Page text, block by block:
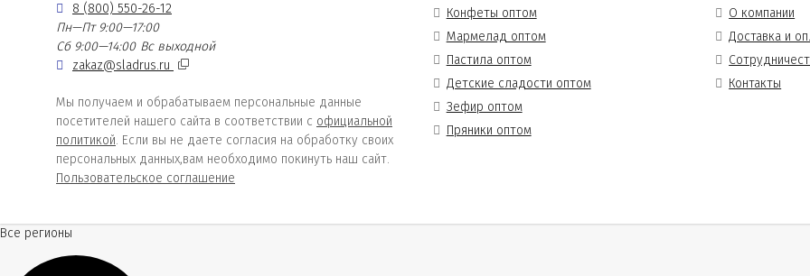
8 (800) 550-26-12
Пн—Пт 9:00—17:00
Сб 9:00—14:00 Вс выходной
zakaz@sladrus.ru
Мы получаем и обрабатываем персональные данные
посетителей нашего сайта в соответствии с официальной
политикой. Если вы не даете согласия на обработку своих
персональных данных,вам необходимо покинуть наш сайт.
Пользовательское соглашение
Конфеты оптом
Мармелад оптом
Пастила оптом
Детские сладости оптом
Зефир оптом
Пряники оптом
О компании
Доставка и
Контакты
Все регионы